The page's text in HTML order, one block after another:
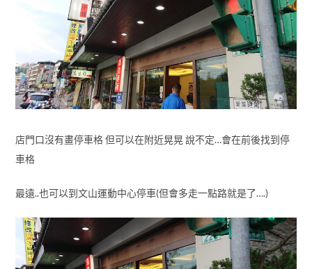
店門口沒有畫停車格 但可以在附近晃晃 說不定…會在前後找到停
車格
最遠..也可以到文山運動中心停車(但會多走一點路就是了….)